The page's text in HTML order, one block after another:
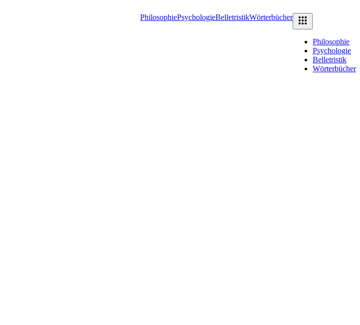
PhilosophiePsychologieBelletristikWörterbücher
Philosophie
Psychologie
Belletristik
Wörterbücher